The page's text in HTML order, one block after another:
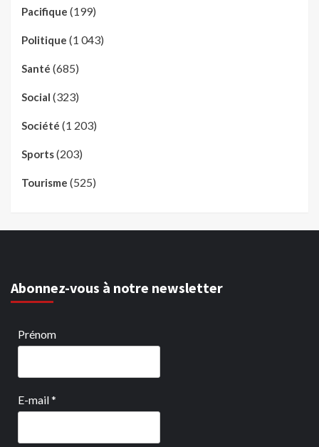
Pacifique (199)
Politique (1 043)
Santé (685)
Social (323)
Société (1 203)
Sports(203)
Tourisme (525)
Abonnez-vous à notre newsletter
Prénom
E-mail*